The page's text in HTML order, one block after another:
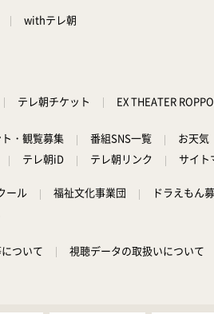
withテレ朝
テレ朝チケット EX THEATER
・観覧募集 番組SNS一覧 お天気
テレ朝iD テレ朝リンク サイト
ール 福祉文化事業団 ドラえもん
ついて 視聴データの取扱いについて